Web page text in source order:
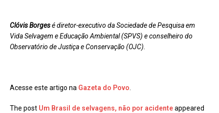
Clóvis Borgesé diretor-executivo da Sociedade de Pesquisa em
Vida Selvagem e Educação Ambiental (SPVS) e conselheiro do
Observatório de Justiça e Conservação (OJC).
Acesse este artigo na Gazeta do Povo.
The post Um Brasil de selvagens, não por acidenteappeared